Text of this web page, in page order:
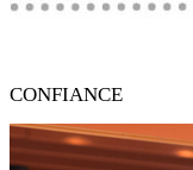
CONFIANCE